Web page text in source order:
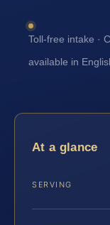
Toll-free intake ·
available in
At a glance
SERVING